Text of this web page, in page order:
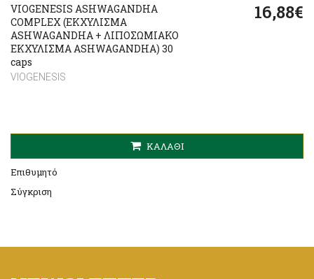
VIOGENESIS ASHWAGANDHA
COMPLEX (ΕΚΧΥΛΙΣΜΑ
ASHWAGANDHA + ΛΙΠΟΣΩΜΙΑΚΟ
ΕΚΧΥΛΙΣΜΑ ASHWAGANDHA) 30
caps
VIOGENESIS
16,88€
ΚΑΛΆΘΙ
Επιθυμητό
Σύγκριση